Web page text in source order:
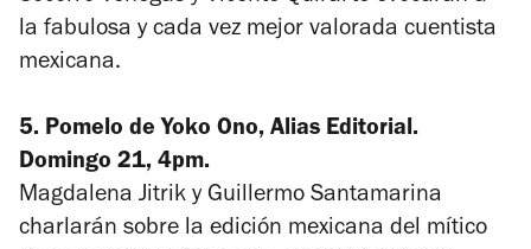
la fabulosa y cada vez mejor valorada cuentista
mexicana.
5. Pomelo de Yoko Ono, Alias Editorial.
Domingo 21, 4pm.
Magdalena Jitrik y Guillermo Santamarina
charlarán sobre la edición mexicana del mítico